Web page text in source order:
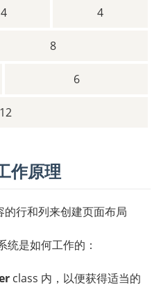
4 4
8
6
12
作原理
行和列来创建页面布局
是如何工作的：
class 内，以便获得适当的